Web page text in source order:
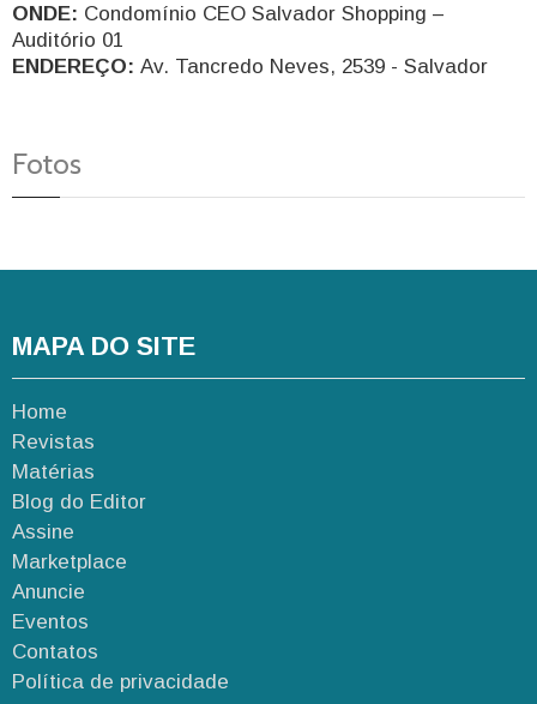
ONDE: Condomínio CEO Salvador Shopping –
Auditório 01
ENDEREÇO: Av. Tancredo Neves, 2539 - Salvador
Fotos
MAPA DO SITE
Home
Revistas
Matérias
Blog do Editor
Assine
Marketplace
Anuncie
Eventos
Contatos
Política de privacidade